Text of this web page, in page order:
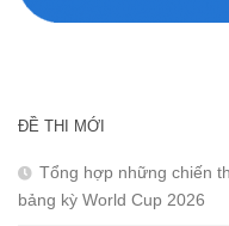
ĐỀ THI MỚI
Tổng hợp những chiến
bảng kỳ World Cup 2026